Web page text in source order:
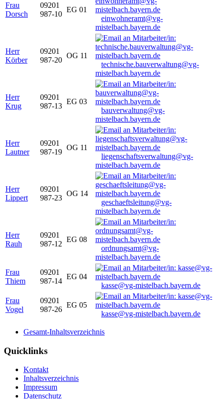
Frau
Dorsch
09201
987-10
EG 01
einwohneramt@vg-
mistelbach.bayern.de
Herr
Körber
09201
987-20
OG 11
technische.bauverwaltung@vg-
mistelbach.bayern.de
Herr
Krug
09201
987-13
EG 03
bauverwaltung@vg-
mistelbach.bayern.de
Herr
Lautner
09201
987-19
OG 11
liegenschaftsverwaltung@vg-
mistelbach.bayern.de
Herr
Lippert
09201
987-23
OG 14
geschaeftsleitung@vg-
mistelbach.bayern.de
Herr
Rauh
09201
987-12
EG 08
ordnungsamt@vg-
mistelbach.bayern.de
Frau
Thiem
09201
987-14
EG 04
kasse@vg-mistelbach.bayern.de
Frau
Vogel
09201
987-26
EG 05
kasse@vg-mistelbach.bayern.de
Gesamt-Inhaltsverzeichnis
Quicklinks
Kontakt
Inhaltsverzeichnis
Impressum
Datenschutz